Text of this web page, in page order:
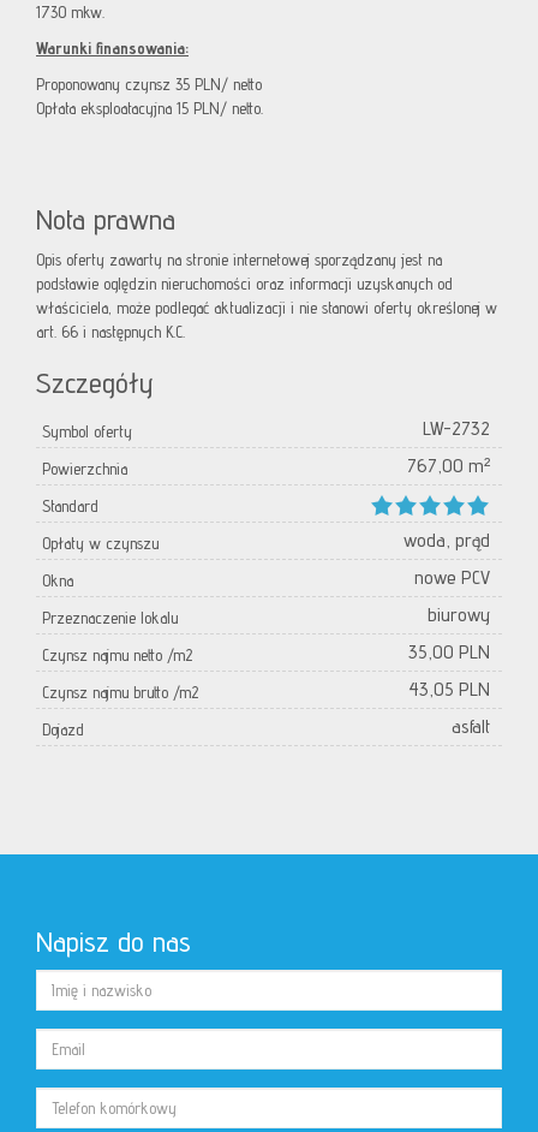
1730 mkw.
Warunki finansowania:
Proponowany czynsz 35 PLN/ netto
Opłata eksploatacyjna 15 PLN/ netto.
Nota prawna
Opis oferty zawarty na stronie internetowej sporządzany jest na
podstawie oględzin nieruchomości oraz informacji uzyskanych od
właściciela, może podlegać aktualizacji i nie stanowi oferty określonej w
art. 66 i następnych K.C.
Szczegóły
Symbol oferty LW-2732
Powierzchnia 767,00 m²
Standard
Opłaty w czynszu
woda, prąd
Okna nowe PCV
Przeznaczenie lokalu biurowy
Czynsz najmu netto /m2 35,00 PLN
Czynsz najmu brutto /m2 43,05 PLN
Dojazd asfalt
Napisz do nas